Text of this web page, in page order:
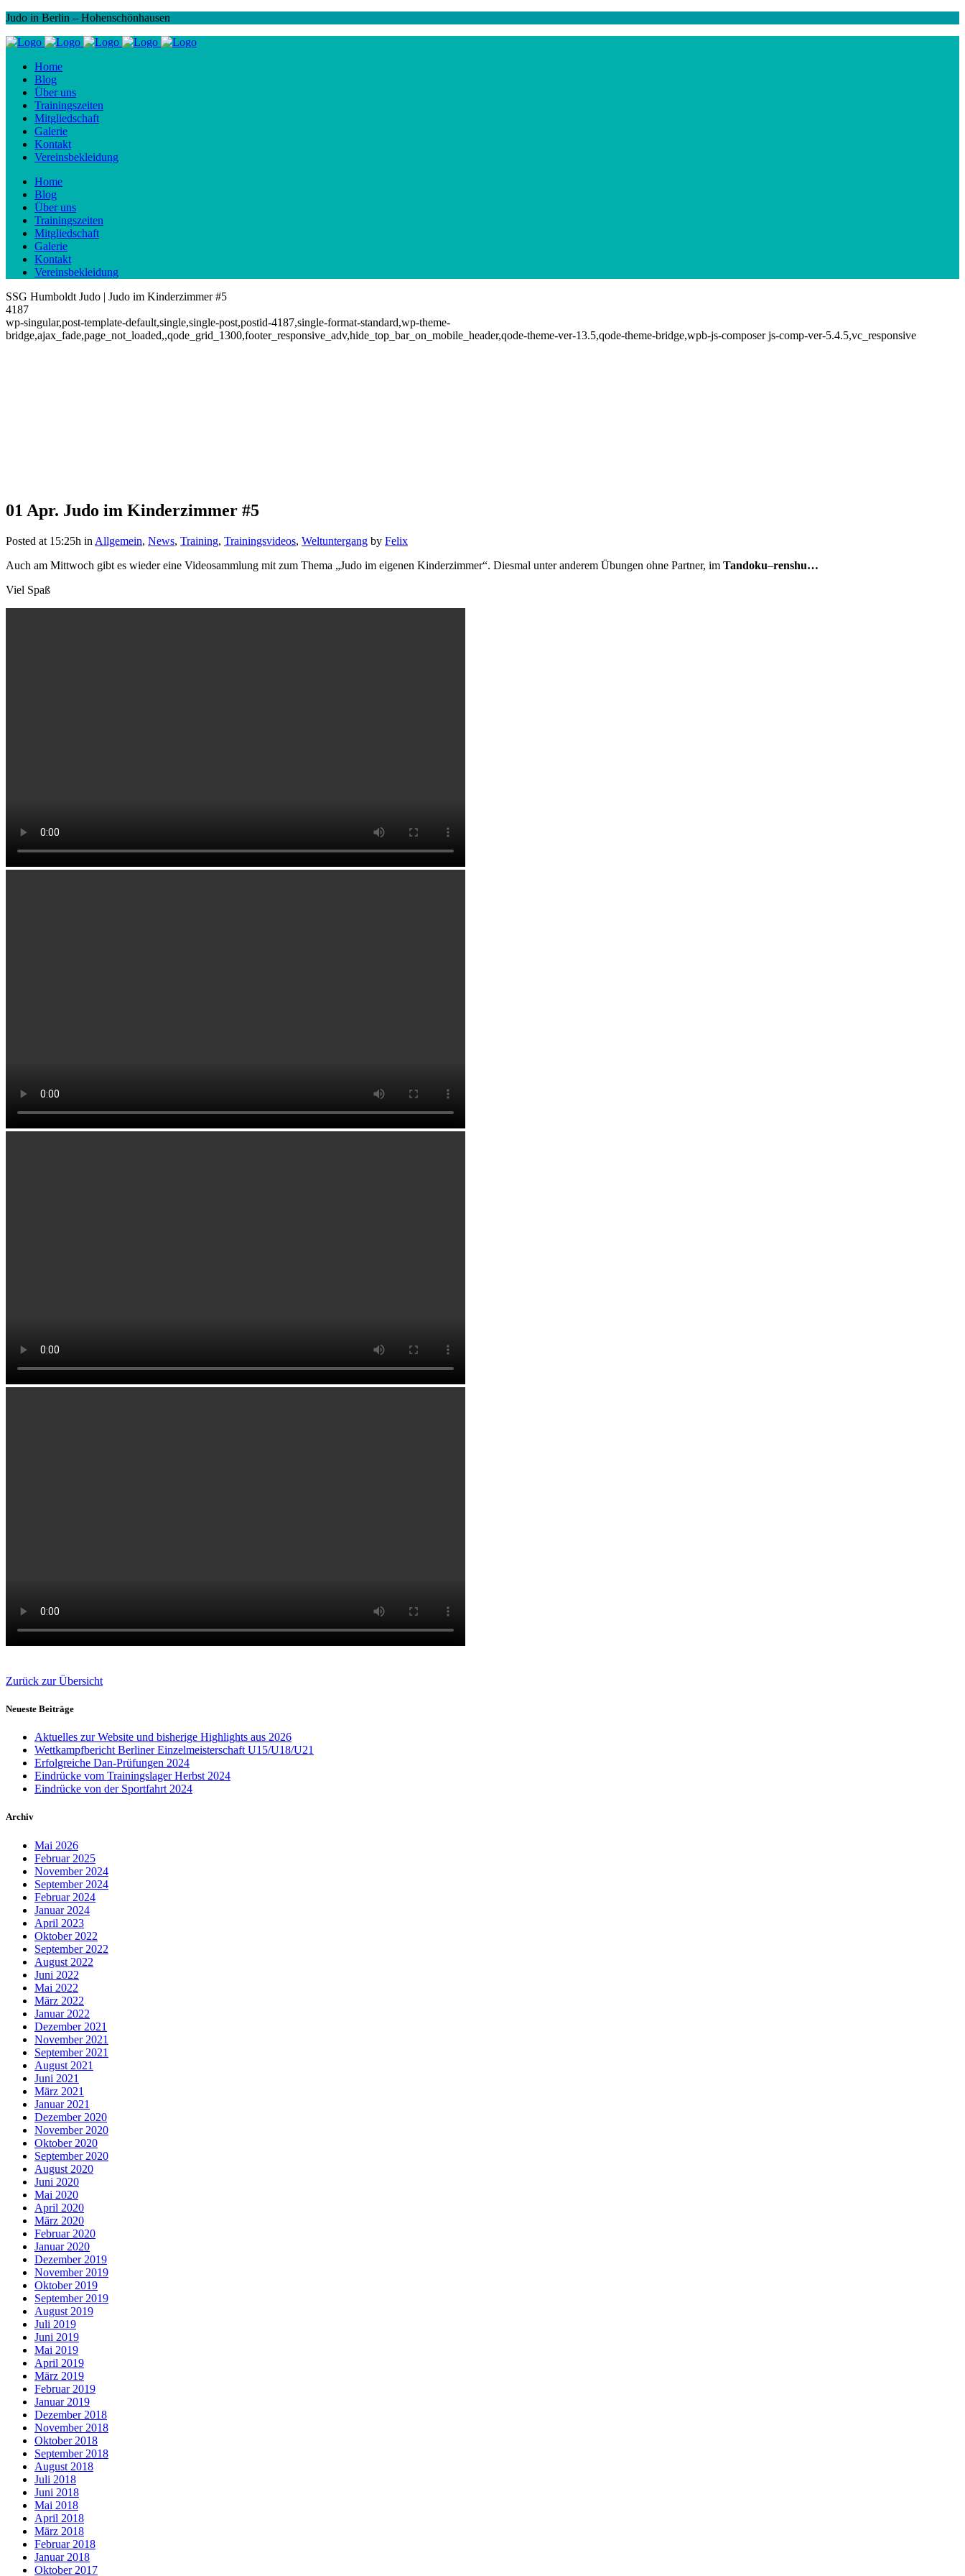
Judo in Berlin – Hohenschönhausen
Home
Blog
Über uns
Trainingszeiten
Mitgliedschaft
Galerie
Kontakt
Vereinsbekleidung
Home
Blog
Über uns
Trainingszeiten
Mitgliedschaft
Galerie
Kontakt
Vereinsbekleidung
SSG Humboldt Judo | Judo im Kinderzimmer #5
4187
wp-singular,post-template-default,single,single-post,postid-4187,single-format-standard,wp-theme-
bridge,ajax_fade,page_not_loaded,,qode_grid_1300,footer_responsive_adv,hide_top_bar_on_mobile_header,qode-theme-ver-13.5,qode-theme-bridge,wpb-js-composer js-comp-ver-5.4.5,vc_responsive
Judo im Kinderzimmer #5
01 Apr. Judo im Kinderzimmer #5
Posted at 15:25h in Allgemein, News, Training, Trainingsvideos, Weltuntergang by Felix
Auch am Mittwoch gibt es wieder eine Videosammlung mit zum Thema „Judo im eigenen Kinderzimmer“. Diesmal unter anderem Übungen ohne Partner, im Tandoku–renshu…
Viel Spaß
Zurück zur Übersicht
Neueste Beiträge
Aktuelles zur Website und bisherige Highlights aus 2026
Wettkampfbericht Berliner Einzelmeisterschaft U15/U18/U21
Erfolgreiche Dan-Prüfungen 2024
Eindrücke vom Trainingslager Herbst 2024
Eindrücke von der Sportfahrt 2024
Archiv
Mai 2026
Februar 2025
November 2024
September 2024
Februar 2024
Januar 2024
April 2023
Oktober 2022
September 2022
August 2022
Juni 2022
Mai 2022
März 2022
Januar 2022
Dezember 2021
November 2021
September 2021
August 2021
Juni 2021
März 2021
Januar 2021
Dezember 2020
November 2020
Oktober 2020
September 2020
August 2020
Juni 2020
Mai 2020
April 2020
März 2020
Februar 2020
Januar 2020
Dezember 2019
November 2019
Oktober 2019
September 2019
August 2019
Juli 2019
Juni 2019
Mai 2019
April 2019
März 2019
Februar 2019
Januar 2019
Dezember 2018
November 2018
Oktober 2018
September 2018
August 2018
Juli 2018
Juni 2018
Mai 2018
April 2018
März 2018
Februar 2018
Januar 2018
Oktober 2017